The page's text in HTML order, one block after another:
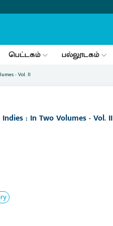
பெட்டகம் பல்லூடகம்
- Vol. II
: In Two Volumes - Vol. II